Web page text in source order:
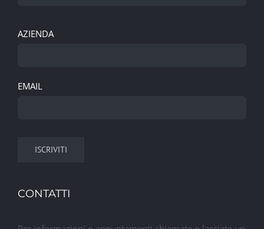
AZIENDA
EMAIL
CONTATTI